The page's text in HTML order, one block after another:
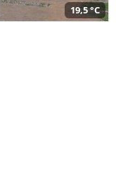
19,5 °C